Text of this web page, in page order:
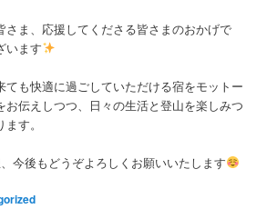
さま、応援してくださる皆さまのおかげで
います
ても快適に過ごしていただける宿をモットー
お伝えしつつ、日々の生活と登山を楽しみつ
す。
今後もどうぞよろしくお願いいたします